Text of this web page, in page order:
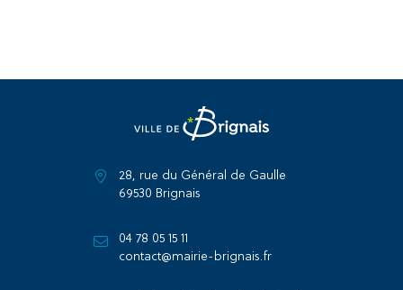
28, rue du Général de Gaulle
69530 Brignais
04 78 05 15 11
contact@mairie-brignais.fr